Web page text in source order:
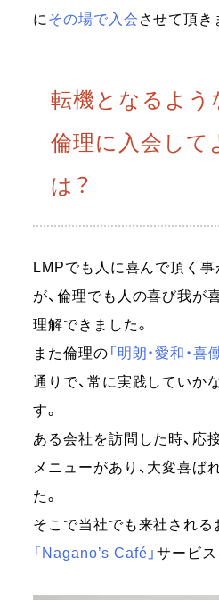
に その場で入会 させて頂き
転機となるよ
倫理に入会して
は？
LMPでも人に喜んで頂く
が、倫理でも人の喜び我が
理解できました。
また倫理の 「明朗・愛和・喜
通りで、常に実践していか
す。
ある会社を訪問した時、応
メニューがあり、大変喜ば
た。
そこで当社でも来社される
「Nagano’s Café」サービス